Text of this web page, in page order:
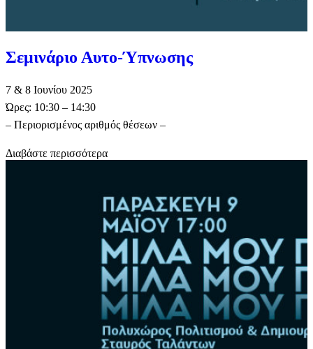
Σεμινάριο Αυτο-Ύπνωσης
7 & 8 Ιουνίου 2025
Ώρες: 10:30 – 14:30
– Περιορισμένος αριθμός θέσεων –
Διαβάστε περισσότερα